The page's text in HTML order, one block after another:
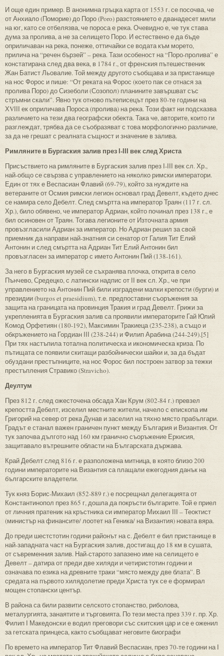
И още един пример. В анонимна гръцка карта от 1553 г. се посочва, че
от Анхиало (Поморие) до Поро (Poro) разстоянието е дванадесет мили
на юг, като се отбелязва, че пороса е река. Очевидно е, че тук става
дума за пролива, а не за селището Поро. И естествено е да бъде
оприличаван на река, понеже, оттичайки се водата към морето,
прилича на “речен бързей” – река. Тази особеност на “Поро-пролива” е
констатирана след два века, в 1784 г., от френския пътешественик
Жан Батист Льовалие. Той между другото съобщава и за пристанище
на нос Форос и пише: “От реката на Форос (което пак се отнася за
пролива Поро) до Сизеболи (Созопол) планините завършват със
стръмни скали”. Явно тук отново пътеписецът през 80-те години на
ХVІІІ ек оприличава Пороса (пролива) на река. Този факт ни подсказва
различието на тези два географски обекта. Така че, авторите, които ги
разглеждат, трябва да се съобразяват с това морфологично различие,
за да не грешат с реалната същност и значение в залива.
Римляните в Бургаския залив през І-ІІІ век след Христа
Присъствието на римляните в Бургаския залив през І-ІІІ век сл. Хр.,
най-общо се свързва с управлението на няколко римски императори.
Един от тях е Веспасиан Флавий (69-79), който за нуждите на
ветераните от Осмия римски легион основал град Девелт, където днес
се намира село Дебелт. След смъртта на император Траян (117 г. сл.
Хр.), било обявено, че император Адриан, който починал през 138 г., е
бил осиновен от Траян. Тогава легионите от Източната армия
провъзгласили Адриан за император. Но Адриан решил за свой
приемник да направи най-знатния си сенатор от Галия Тит Елий
Антонин и след смъртта на Адриан Тит Елий Антонин бил
провъзгласен за император с името Антонин Пий (138-161).
За него в Бургаския музей се съхранява плочка, открита в село
Пънчево, Средецко, с латински надпис от ІІ век сл. Хр., че при
управлението на Антонин Пий били изградени малки крепости (бурги) и
президии (burgos et praesidium), т.е. предпоставни съоръжения за
защита на границата на провинция Тракия и град Девелт. Грижи за
укрепленията в Бургаския залив са проявили императорите Гай Юлий
Комод Орфетиян (180-192), Максимин Тракиеца (235-238), а също и
обкръжението на Гордиан ІІІ (238-244) и Филип Арабина (244-249).[5]
При тях настъпила тотална политическа и икономическа криза. По
пътищата се появили скитащи разбойнически шайки и, за да бъдат
обуздани престъпниците, на нос Форос бил построен затвор за тежки
престъпления Стравико (Stravicho).
Деултум
През 812 г. след ожесточена обсада Хан Крум (802-84 г.) превзел
крепостта Дебелт, изселил местните жители, начело с епископа им
Григорий на север от река Дунав и заселил на тяхно място прабългари.
Градът е станал важен граничен пункт между България и Византия. От
тук започва дългото над 160 км гранично съоръжение Еркисия,
защитавало вътрешните области на Българската държава.
Край Дебелт след 816 г. е разположена митница, в която близо 200
години императорите на Византия са плащали ежегодния данък на
българските владетели.
Тук княз Борис-Михаил (852-889 г.) е посрещнал делегацията от
Константинопол през 865 г, дошла да покръсти българите. Той е приел
от личния пратеник на кръстника си император Михаил ІІІ – Теоктист
(министър на финансите/ лоотет на Геника/ на Византия) новата вяра.
До преди шестстотин години районът на с. Дебелт е бил пристанище в
най-западната част на Бургаския залив, достигащ до 18 км в сушата,
от съвременния залив. Най-старото запазено име на селището е
Девелт – датира от преди две хиляди и четиристотин години и
означава по езика на древните траки “място между две блата”. В
средата на първото хилядолетие преди Христа тук се е формирал
мощен стопански център.
В района са били развити селското стопанство, риболова,
металургията, занаятите и търговията. По тези места през 339 г. пр. Хр.
Филип І Македонски е водил преговори със скитския цар и се е оженил
за гетската принцеса, както съобщават неговите биографи
По времето на император Тит Флавий Веспасиан, през 70-те години на І